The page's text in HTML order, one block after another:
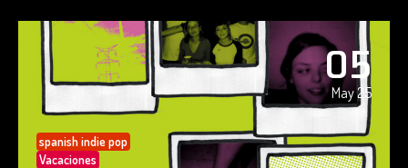
05
May 25
spanish indie pop
Vacaciones